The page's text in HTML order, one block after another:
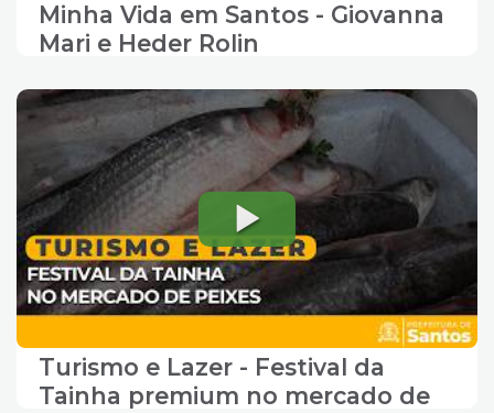
Minha Vida em Santos - Giovanna
Mari e Heder Rolin
Turismo e Lazer - Festival da
Tainha premium no mercado de